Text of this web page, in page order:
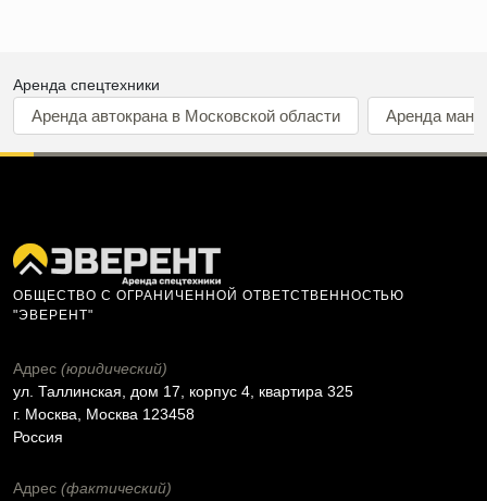
Аренда спецтехники
Аренда автокрана в Московской области Аренда
ОБЩЕСТВО С ОГРАНИЧЕННОЙ ОТВЕТСТВЕННОСТЬЮ
"ЭВЕРЕНТ"
Адрес (юридический)
ул. Таллинская, дом 17, корпус 4, квартира 325
г. Москва, Москва 123458
Россия
Адрес (фактический)